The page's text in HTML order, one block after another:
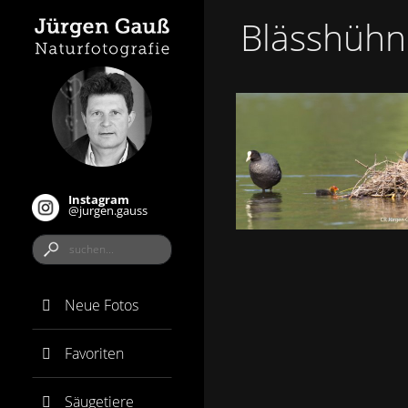
Instagram
@jurgen.gauss
Neue Fotos
Favoriten
Säugetiere